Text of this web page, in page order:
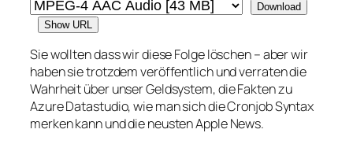
Download
Show URL
Sie wollten dass wir diese Folge löschen – aber wir
haben sie trotzdem veröffentlich und verraten die
Wahrheit über unser Geldsystem, die Fakten zu
Azure Datastudio, wie man sich die Cronjob Syntax
merken kann und die neusten Apple News.